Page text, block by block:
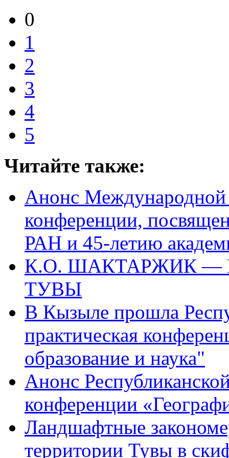
0
1
2
3
4
5
Читайте также:
Анонс Международной
конференции,
РАН и 45-летию
К.О. ШАКТАРЖИК —
ТУВЫ
В Кызыле прошла
практическая
образование и наука"
Анонс
конференции
Ландшафтные
территории Тувы в